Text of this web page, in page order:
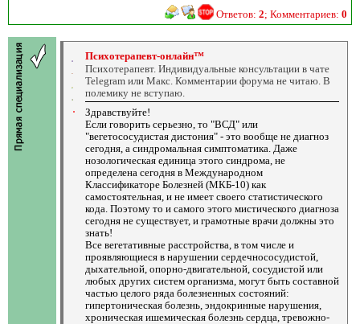
Ответов: 2; Комментариев: 0
Психотерапевт-онлайн™
Психотерапевт. Индивидуальные консультации в чате
Telegram или Макс. Комментарии форума не читаю. В
полемику не вступаю.
Здравствуйте!
Если говорить серьезно, то "ВСД" или
"вегетососудистая дистония" - это вообще не диагноз
сегодня, а синдромальная симптоматика. Даже
нозологическая единица этого синдрома, не
определена сегодня в Международном
Классификаторе Болезней (МКБ-10) как
самостоятельная, и не имеет своего статистического
кода. Поэтому то и самого этого мистического диагноза
сегодня не существует, и грамотные врачи должны это
знать!
Все вегетативные расстройства, в том числе и
проявляющиеся в нарушении сердечнососудистой,
дыхательной, опорно-двигательной, сосудистой или
любых других систем организма, могут быть составной
частью целого ряда болезненных состояний:
гипертоническая болезнь, эндокринные нарушения,
хроническая ишемическая болезнь сердца, тревожно-